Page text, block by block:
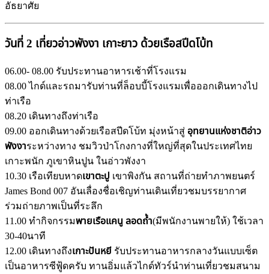
อัธยาศัย
วันที่ 2 เที่ยวอ่าวพังงา เกาะยาว ด้วยเรือสปีดโบ้ท
06.00- 08.00 รับประทานอาหารเช้าที่โรงแรม
08.00 ไกด์และรถมารับท่านที่ล็อบบี้โรงแรมเพื่อออกเดินทางไป
ท่าเรือ
08.20 เดินทางถึงท่าเรือ
09.00 ออกเดินทางด้วยเรือสปีดโบ้ท มุ่งหน้าสู่ อุทยานแห่งชาติอ่าว
พังงาระหว่างทาง ชมวิวป่าโกงกางที่ใหญ่ที่สุดในประเทศไทย
เกาะพนัก ภูเขาหินปูน ในอ่าวพังงา
10.30 เรือเทียบหาดเขาตะปู เขาพิงกัน สถานที่ถ่ายทำภาพยนตร์
James Bond 007 อันเลื่องชื่อเชิญท่านเดินเที่ยวชมบรรยากาศ
ร่วมถ่ายภาพเป็นที่ระลึก
11.00 ทำกิจกรรมพายเรือแคนู ลอดถ้ำ(มีพนักงานพายให้) ใช้เวลา
30-40นาที
12.00 เดินทางถึงเกาะปันหยี รับประทานอาหารกลางวันแบบเซ็ต
เป็นอาหารซีฟู้ดครับ ทานอิ่มแล้วไกด์ทัวร์นำท่านเที่ยวชมสนาม